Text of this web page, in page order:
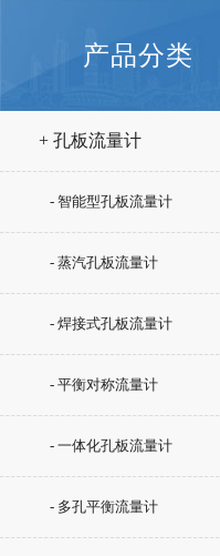
产品分类
+ 孔板流量计
- 智能型孔板流量计
- 蒸汽孔板流量计
- 焊接式孔板流量计
- 平衡对称流量计
- 一体化孔板流量计
- 多孔平衡流量计